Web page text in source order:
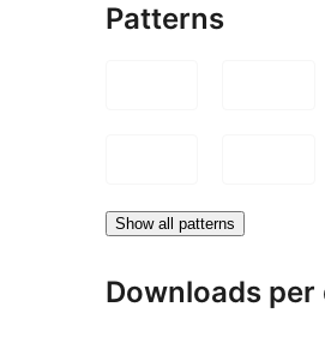
Patterns
Show all patterns
Downloads per